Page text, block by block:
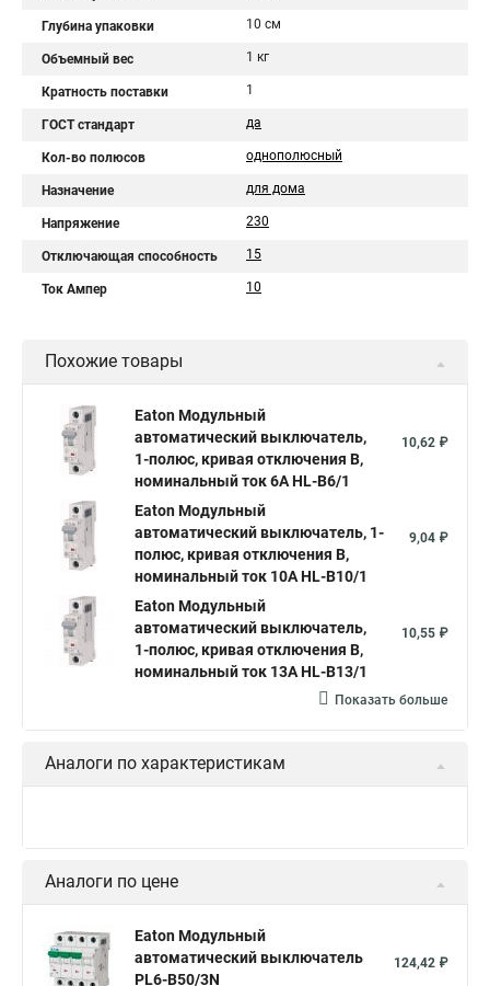
Глубина упаковки 10 см
Объемный вес 1 кг
Кратность поставки 1
ГОСТ стандарт да
Кол-во полюсов однополюсный
Назначение для дома
Напряжение 230
Отключающая способность 15
Ток Ампер 10
Похожие товары
Eaton Модульный
автоматический выключатель,
1-полюс, кривая отключения B,
номинальный ток 6А HL-B6/1
10,62 ₽
Eaton Модульный
автоматический выключатель, 1-
полюс, кривая отключения B,
номинальный ток 10А HL-B10/1
9,04 ₽
Eaton Модульный
автоматический выключатель,
1-полюс, кривая отключения B,
номинальный ток 13А HL-B13/1
10,55 ₽
Показать больше
Аналоги по характеристикам
Аналоги по цене
Eaton Модульный
автоматический выключатель
PL6-B50/3N
124,42 ₽